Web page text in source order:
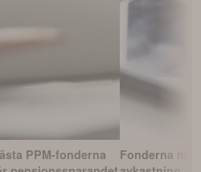
PPM-fonderna
Fonderna